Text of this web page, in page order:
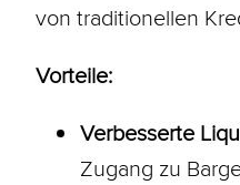
von traditionellen
Vorteile:
Verbesserte
Zugang zu